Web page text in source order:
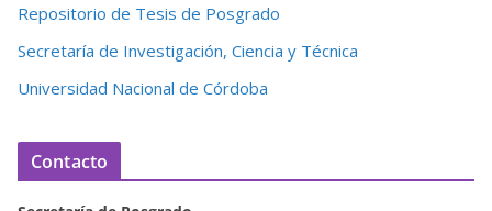
Repositorio de Tesis de Posgrado
Secretaría de Investigación, Ciencia y Técnica
Universidad Nacional de Córdoba
Contacto